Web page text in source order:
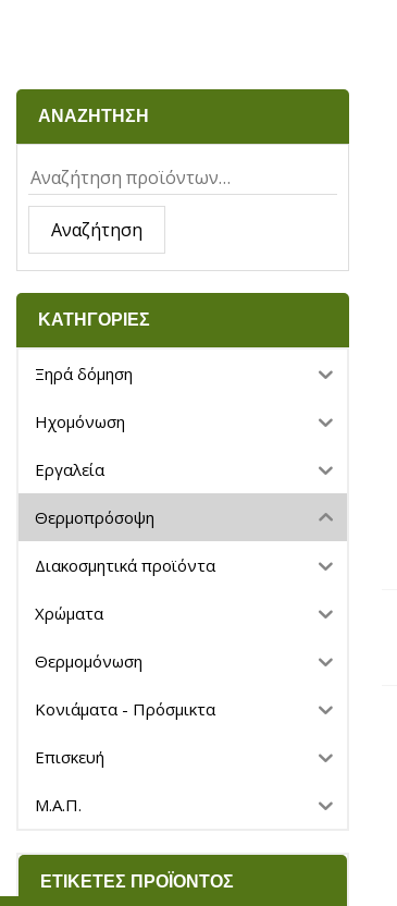
ΑΝΑΖΗΤΗΣΗ
Αναζήτηση
ΚΑΤΗΓΟΡΙΕΣ
Ξηρά δόμηση
Ηχομόνωση
Εργαλεία
Θερμοπρόσοψη
Διακοσμητικά προϊόντα
Χρώματα
Θερμομόνωση
Κονιάματα - Πρόσμικτα
Επισκευή
Μ.Α.Π.
ΕΤΙΚΈΤΕΣ ΠΡΟΪΌΝΤΟΣ